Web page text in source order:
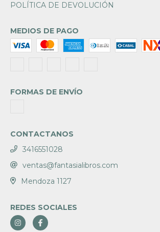
POLÍTICA DE DEVOLUCIÓN
MEDIOS DE PAGO
FORMAS DE ENVÍO
CONTACTANOS
3416551028
ventas@fantasialibros.com
Mendoza 1127
REDES SOCIALES